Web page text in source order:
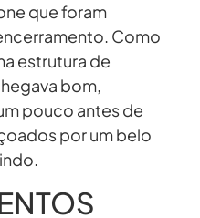
que foram
Como
estrutura de
bom,
pouco antes de
por um belo